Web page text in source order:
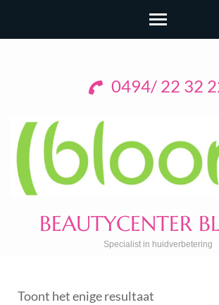
0494/ 22 32
BEAUTYCENTER
Specialist in huidverbetering
Toont het enige resultaat